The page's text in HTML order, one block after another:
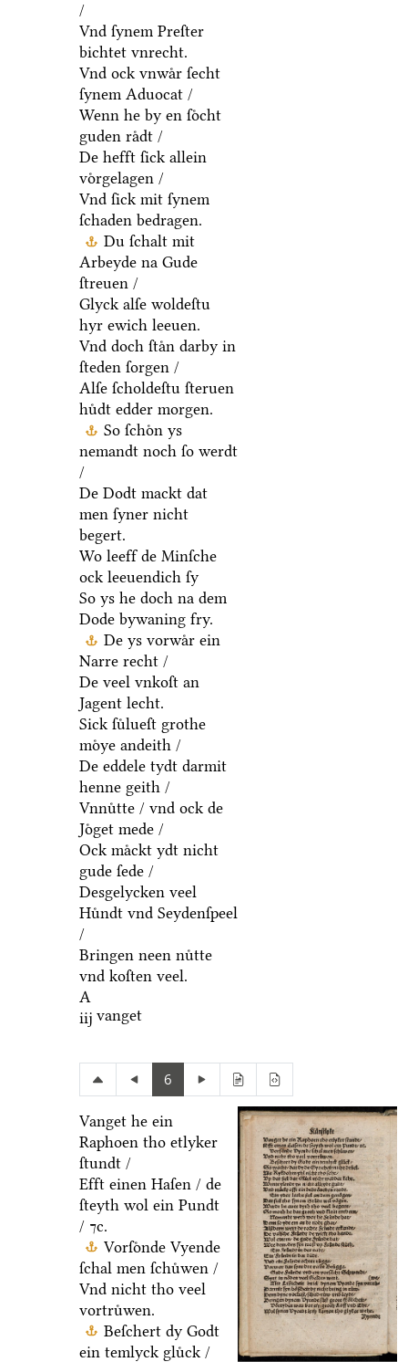
/
Vnd ſynem Preſter
bichtet vnrecht.
Vnd ock vnwaͤr ſecht
ſynem Aduocat /
Wenn he by en ſoͤcht
guden raͤdt /
De hefft ſick allein
voͤrgelagen /
Vnd ſick mit ſynem
ſchaden bedragen.
Du ſchalt mit
Arbeyde na Gude
ſtreuen /
Glyck alſe woldeſtu
hyr ewich leeuen.
Vnd doch ſtaͤn darby in
ſteden ſorgen /
Alſe ſcholdeſtu ſteruen
huͤdt edder morgen.
So ſchoͤn ys
nemandt noch ſo werdt
/
De Dodt mackt dat
men ſyner nicht
begert.
Wo leeff de Minſche
ock leeuendich ſy
So ys he doch na dem
Dode bywaning fry.
De ys vorwaͤr ein
Narre recht /
De veel vnkoſt an
Jagent lecht.
Sick ſuͤlueſt grothe
moͤye andeith /
De eddele tydt darmit
henne geith /
Vnnuͤtte / vnd ock de
Joͤget mede /
Ock maͤckt ydt nicht
gude ſede /
Desgelycken veel
Huͤndt vnd Seydenſpeel
/
Bringen neen nuͤtte
vnd koſten veel.
A
iij vanget
6
Vanget he ein
Raphoen tho etlyker
ſtundt /
Efft einen Haſen / de
ſteyth wol ein Pundt
/ ⁊c.
Vorſoͤnde Vyende
ſchal men ſchuͤwen /
Vnd nicht tho veel
vortruͤwen.
Beſchert dy Godt
ein temlyck gluͤck /